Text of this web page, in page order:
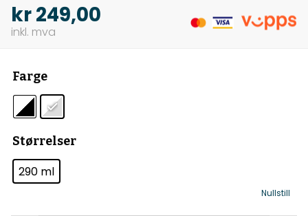
kr249,00
Farge
Størrelser
290 ml
Nullstill